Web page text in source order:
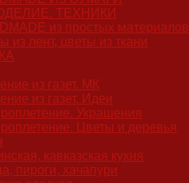
ТЕХНИКИ
из простых материалов
из лент, цветы из ткани
из газет. МК
из газет. Идеи
Украшения
Цветы и деревья
кавказская кухня
пироги, хачапури